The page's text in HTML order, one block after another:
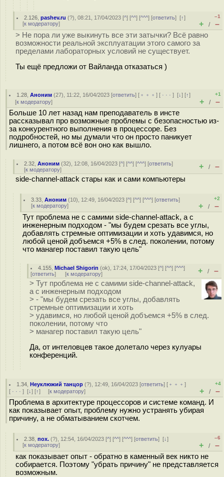
2.126 ,pashev.ru (?), 08:21, 17/04/2023 [^] [^^] [^^^] [ответить][↑]
[к модератору]
–1
+ / –
> Не пора ли уже выкинуть все эти затычки? Всё равно
возможности реальной эксплуатации этого самого за
пределами лабораторных условий не существует.
Ты ещё предложи от Вайланда отказаться )
1.28 ,Аноним (27), 11:22, 16/04/2023 [ответить] [ ﹢﹢﹢] [ · · ·][↓] [↑]
[к модератору]
+1
+ / –
Больше 10 лет назад нам преподаватель в инсте
рассказывал про возможные проблемы с безопасностью из-
за конкурентного выполнения в процессоре. Без
подробностей, но мы думали что он просто паникует
лишнего, а потом всё вон оно как вышло.
2.32 ,Аноним (32), 12:08, 16/04/2023 [^] [^^] [^^^] [ответить]
[к модератору] + / –
side-channel-attack стары как и сами компьютеры
3.33 ,Аноним (10), 12:49, 16/04/2023 [^] [^^] [^^^] [ответить]
[к модератору]
+2
+ / –
Тут проблема не с самими side-channel-attack, а с
инженерным подходом - "мы будем срезать все углы,
добавлять стремные оптимизации и хоть удавимся, но
любой ценой добъемся +5% в след. поколении, потому
что манагер поставил такую цель"
4.155 ,Michael Shigorin (ok), 17:24, 17/04/2023 [^] [^^] [^^^]
[ответить] [к модератору] + / –
> Тут проблема не с самими side-channel-attack,
а с инженерным подходом
> - "мы будем срезать все углы, добавлять
стремные оптимизации и хоть
> удавимся, но любой ценой добъемся +5% в след.
поколении, потому что
> манагер поставил такую цель"
Да, от интеловцев такое долетало через кулуары
конференций.
1.34 ,Неуклюжий танцор (?), 12:49, 16/04/2023 [ответить] [ ﹢﹢﹢]
[ · · · ] [↓] [↑] [к модератору]
+4
+ / –
Проблема в архитектуре процессоров и системе команд. И
как показывает опыт, проблему нужно устранять убирая
причину, а не обматыванием скотчем.
2.38 ,пох. (?), 12:54, 16/04/2023 [^] [^^] [^^^] [ответить][↓]
[к модератору]
–6
+ / –
как показывает опыт - обратно в каменный век никто не
собирается. Поэтому "убрать причину" не представляется
возможным.